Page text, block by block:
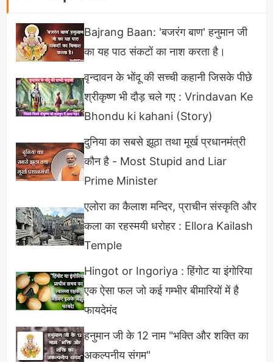
सच कहूं तो मुझे पॉलिटिकल विडियोज बनाना पसंद नहीं है लेकिन
जब भी मैं देश में ऐसे हालात देखता हूं तो मैं विडियोज बनाने में
मजबूर हो जाता हूं लेकिन अगर आप पूछे को मैं कैसे विडियोज
बनाना पसंद करता हूं तो मुझे एजुकेशन से संबंधित वीडियो बनाना
पसंद हैं।
Bajrang Baan: 'बजरंग बाण' हनुमान जी
का यह पाठ संकटों का नाश करता है।
वृन्दावन के भोंदू की सच्ची कहानी जिसके पीछे
श्रीकृष्ण भी दौड़ चले गए : Vrindavan Ke
Bhondu ki kahani (Story)
दुनिया का सबसे झूठा तथा मूर्ख प्रधानमंत्री
कौन है - Most Stupid and Liar
Prime Minister
एलोरा का कैलाश मन्दिर, प्राचीन संस्कृति और
कला का रहस्मयी धरोहर : Ellora Kailash
Temple
Hingot or Ingoriya : हिंगोट या इंगोरिया
एक ऐसा फल जो कई गम्भीर बीमारियों में है
फायदेमंद
हनुमान जी के 12 नाम "भक्ति और शक्ति का
अकल्पनीय संगम"